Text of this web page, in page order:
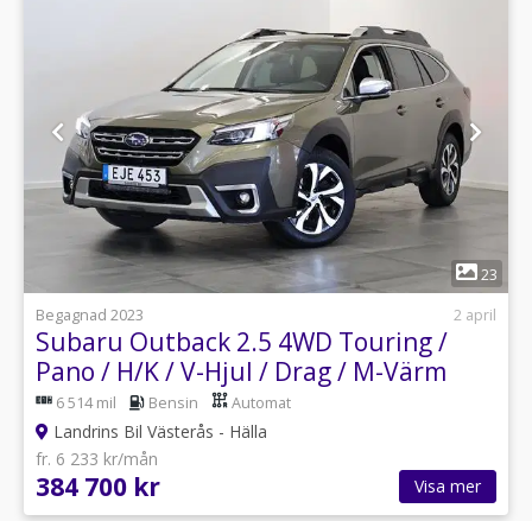
1
23
Begagnad 2023
2 april
Subaru Outback 2.5 4WD Touring /
Pano / H/K / V-Hjul / Drag / M-Värm
6 514 mil Bensin Automat
Landrins Bil Västerås - Hälla
fr. 6 233 kr/mån
384 700 kr Visa mer